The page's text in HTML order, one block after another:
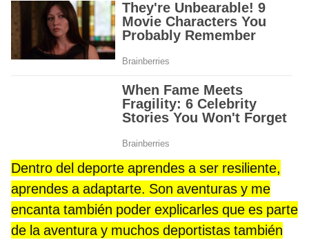
Dentro del deporte aprendes a ser resiliente,
aprendes a adaptarte. Son aventuras y me
encanta también poder explicarles que es parte
de la aventura y muchos deportistas también